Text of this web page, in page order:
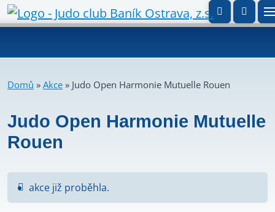
Domů » Akce » Judo Open Harmonie Mutuelle Rouen
Judo Open Harmonie Mutuelle
Rouen
akce již proběhla.